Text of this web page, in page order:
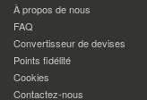
À propos de nous
FAQ
Convertisseur de devises
Points fidélité
Cookies
Contactez-nous